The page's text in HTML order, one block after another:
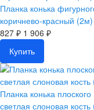
Планка конька
коричнево-красный (2м)
827 ₽ 1 906 ₽
Купить
Планка конька
светлая слоновая